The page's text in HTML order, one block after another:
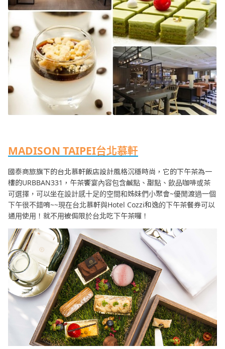
MADISON TAIPEI台北慕軒
國泰商旅旗下的台北慕軒飯店設計風格沉穩時尚，它的下午茶為一
樓的URBBAN331，午茶饗宴內容包含鹹點、甜點、飲品咖啡或茶
可選擇，可以坐在設計感十足的空間和姊妹們小聚會~優閒渡過一個
下午很不錯唷~~現在台北慕軒與Hotel Cozzi和逸的下午茶餐券可以
通用使用！就不用被侷限於台北吃下午茶囉！